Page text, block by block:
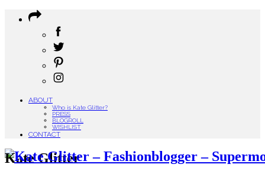
ABOUT
Who is Kate Glitter?
PRESS
BLOGROLL
WISHLIST
CONTACT
Kate Glitter